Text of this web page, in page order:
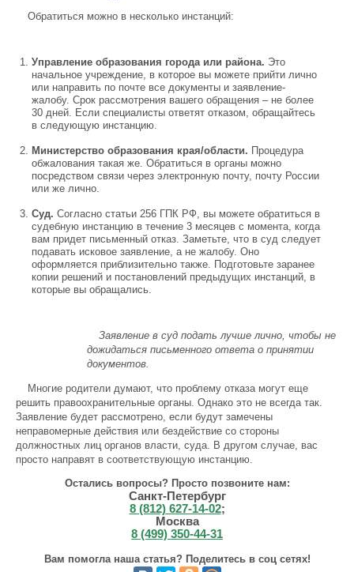
Обратиться можно в несколько инстанций:
Управление образования города или района. Это
начальное учреждение, в которое вы можете прийти лично
или направить по почте все документы и заявление-
жалобу. Срок рассмотрения вашего обращения – не более
30 дней. Если специалисты ответят отказом, обращайтесь
в следующую инстанцию.
Министерство образования края/области. Процедура
обжалования такая же. Обратиться в органы можно
посредством связи через электронную почту, почту России
или же лично.
Суд. Согласно статьи 256 ГПК РФ, вы можете обратиться в
судебную инстанцию в течение 3 месяцев с момента, когда
вам придет письменный отказ. Заметьте, что в суд следует
подавать исковое заявление, а не жалобу. Оно
оформляется приблизительно также. Подготовьте заранее
копии решений и постановлений предыдущих инстанций, в
которые вы обращались.
Заявление в суд подать лучше лично, чтобы не
дожидаться письменного ответа о принятии
документов.
Многие родители думают, что проблему отказа могут еще
решить правоохранительные органы. Однако это не всегда так.
Заявление будет рассмотрено, если будут замечены
неправомерные действия или бездействие со стороны
должностных лиц органов власти, суда. В другом случае, вас
просто направят в соответствующую инстанцию.
Остались вопросы? Просто позвоните нам:
Санкт-Петербург
8 (812) 627-14-02;
Москва
8 (499) 350-44-31
Вам помогла наша статья? Поделитесь в соц сетях!